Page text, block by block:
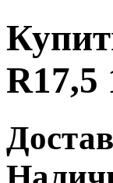
R17,5